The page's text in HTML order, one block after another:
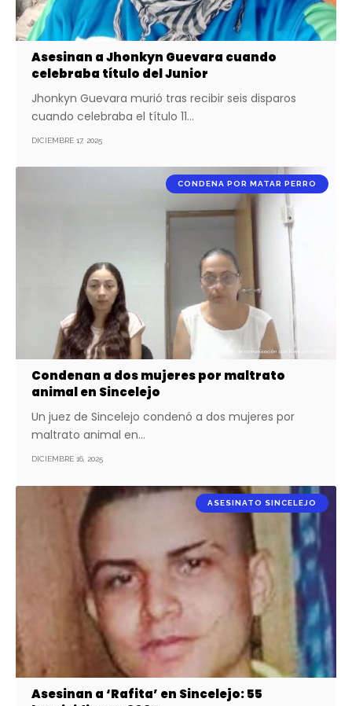
Asesinan a Jhonkyn Guevara cuando
celebraba título del Junior
Jhonkyn Guevara murió tras recibir seis disparos
cuando celebraba el título 11…
DICIEMBRE 17, 2025
CONDENA POR MATAR PERRO
Condenan a dos mujeres por maltrato
animal en Sincelejo
Un juez de Sincelejo condenó a dos mujeres por
maltrato animal en…
DICIEMBRE 16, 2025
ASESINATO SINCELEJO
Asesinan a ‘Rafita’ en Sincelejo: 55